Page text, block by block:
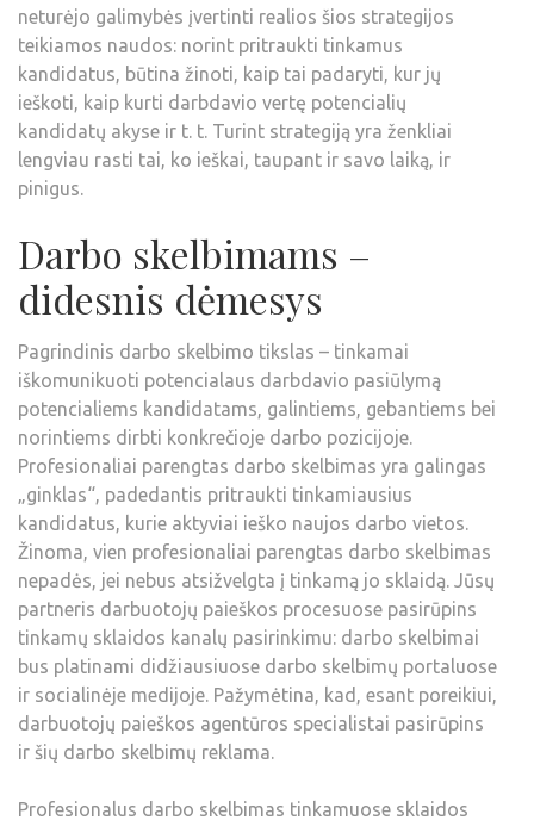
neturėjo galimybės įvertinti realios šios strategijos
teikiamos naudos: norint pritraukti tinkamus
kandidatus, būtina žinoti, kaip tai padaryti, kur jų
ieškoti, kaip kurti darbdavio vertę potencialių
kandidatų akyse ir t. t. Turint strategiją yra ženkliai
lengviau rasti tai, ko ieškai, taupant ir savo laiką, ir
pinigus.
Darbo skelbimams –
didesnis dėmesys
Pagrindinis darbo skelbimo tikslas – tinkamai
iškomunikuoti potencialaus darbdavio pasiūlymą
potencialiems kandidatams, galintiems, gebantiems bei
norintiems dirbti konkrečioje darbo pozicijoje.
Profesionaliai parengtas darbo skelbimas yra galingas
„ginklas“, padedantis pritraukti tinkamiausius
kandidatus, kurie aktyviai ieško naujos darbo vietos.
Žinoma, vien profesionaliai parengtas darbo skelbimas
nepadės, jei nebus atsižvelgta į tinkamą jo sklaidą. Jūsų
partneris darbuotojų paieškos procesuose pasirūpins
tinkamų sklaidos kanalų pasirinkimu: darbo skelbimai
bus platinami didžiausiuose darbo skelbimų portaluose
ir socialinėje medijoje. Pažymėtina, kad, esant poreikiui,
darbuotojų paieškos agentūros specialistai pasirūpins
ir šių darbo skelbimų reklama.
Profesionalus darbo skelbimas tinkamuose sklaidos